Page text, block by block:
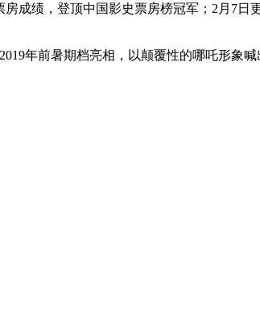
成绩，登顶中国影史票房榜冠军；2月7
年前暑期档亮相，以颠覆性的哪吒形象